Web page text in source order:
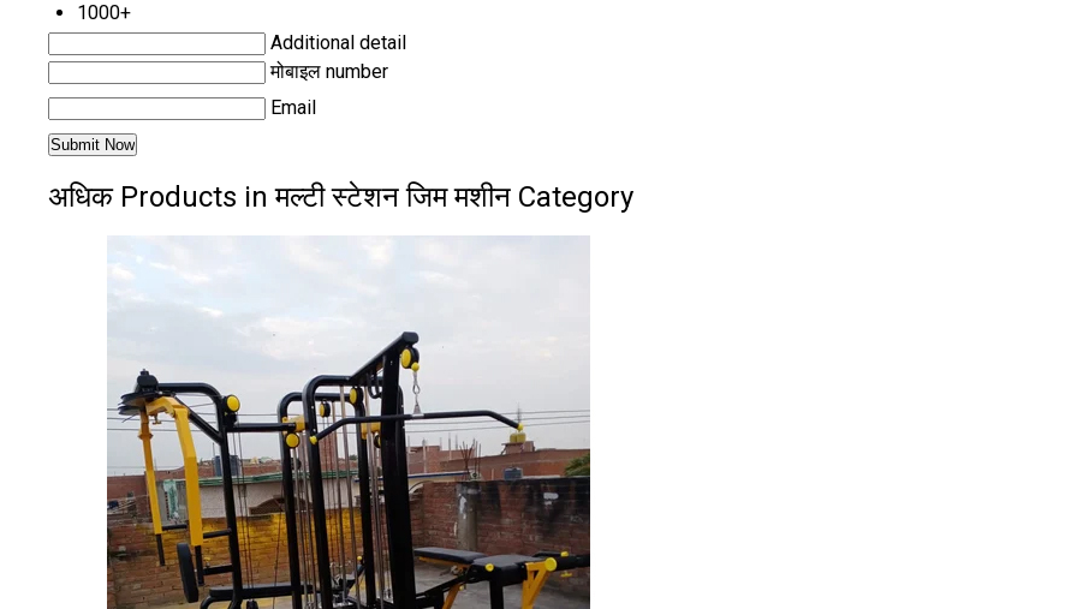
1000+
Additional detail
मोबाइल number
Email
अधिक Products in मल्टी स्टेशन जिम मशीन Category